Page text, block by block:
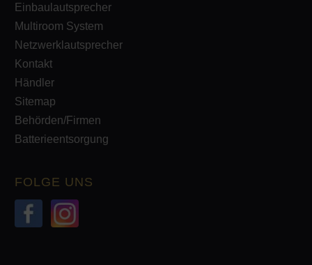
Einbaulautsprecher
Multiroom System
Netzwerklautsprecher
Kontakt
Händler
Sitemap
Behörden/Firmen
Batterieentsorgung
FOLGE UNS